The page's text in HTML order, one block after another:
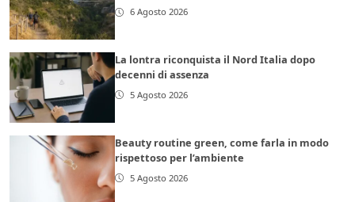
6 Agosto 2026
La lontra riconquista il Nord Italia dopo
decenni di assenza
5 Agosto 2026
Beauty routine green, come farla in modo
rispettoso per l’ambiente
5 Agosto 2026